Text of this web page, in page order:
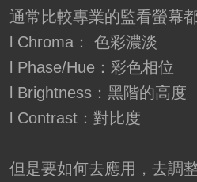
通常比較專業的監看螢幕
l Chroma： 色彩濃淡
l Phase/Hue：彩色相位
l Brightness：黑階的高度
l Contrast：對比度
但是要如何去應用，去調